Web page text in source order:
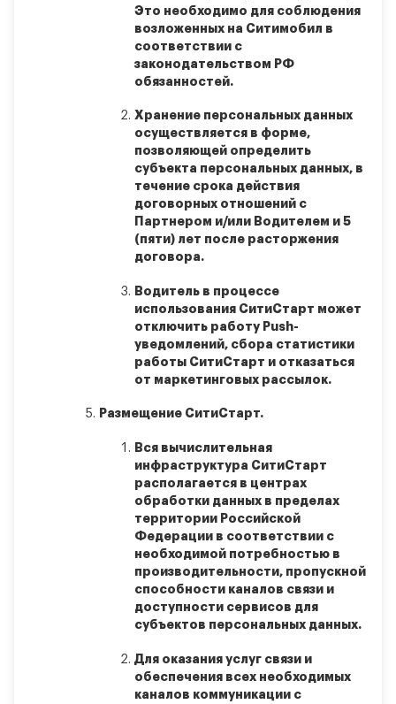
Это необходимо для соблюдения
возложенных на Ситимобил в
соответствии с
законодательством РФ
обязанностей.
Хранение персональных данных
осуществляется в форме,
позволяющей определить
субъекта персональных данных, в
течение срока действия
договорных отношений с
Партнером и/или Водителем и 5
(пяти) лет после расторжения
договора.
Водитель в процессе
использования СитиСтарт может
отключить работу Push-
уведомлений, сбора статистики
работы СитиСтарт и отказаться
от маркетинговых рассылок.
Размещение СитиСтарт.
Вся вычислительная
инфраструктура СитиСтарт
располагается в центрах
обработки данных в пределах
территории Российской
Федерации в соответствии с
необходимой потребностью в
производительности, пропускной
способности каналов связи и
доступности сервисов для
субъектов персональных данных.
Для оказания услуг связи и
обеспечения всех необходимых
каналов коммуникации с